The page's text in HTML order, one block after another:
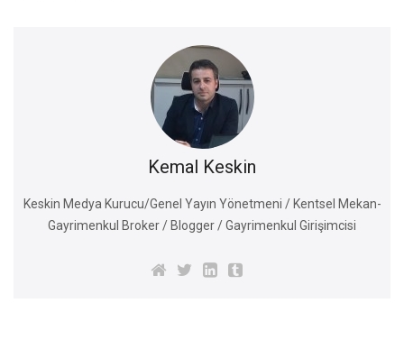
Kemal Keskin
Keskin Medya Kurucu/Genel Yayın Yönetmeni / Kentsel Mekan-
Gayrimenkul Broker / Blogger / Gayrimenkul Girişimcisi